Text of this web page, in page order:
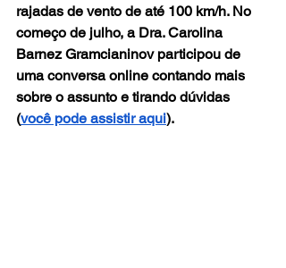
rajadas de vento de até 100 km/h. No
começo de julho, a Dra. Carolina
Barnez Gramcianinov participou de
uma conversa online contando mais
sobre o assunto e tirando dúvidas
(você pode assistir aqui).